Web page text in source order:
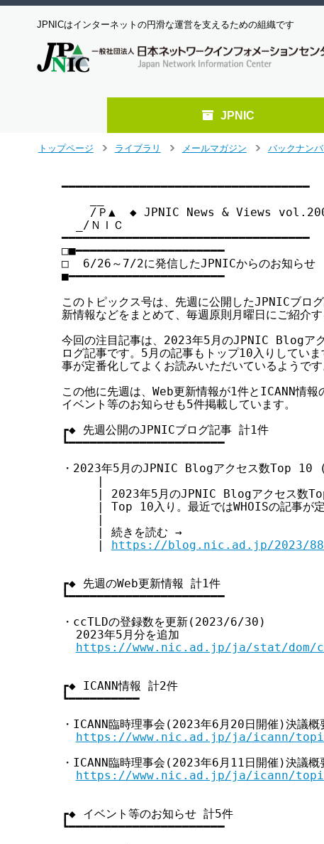
JPNICはインターネットの円滑な運営を支えるための組織です
JPNIC
トップページ
ライブラリ
メールマガジン
バックナン
━━━━━━━━━━━━━━━━━━━━━━━━━━━━━━━━━━━
/Ｐ▲  ◆ JPNIC News & Views
  _/ＮＩＣ
━━━━━━━━━━━━━━━━━━━━━━━━━━━━━━━━━━━
□■━━━━━━━━━━━━━━━━━━━━━
□  6/26～7/2に発信したJPNICからのお知らせ
■━━━━━━━━━━━━━━━━━━━━━━
このトピックス号は、先週に公開したJPNICブロ
新情報などをまとめて、毎週原則月曜日にご紹介す
今回の注目記事は、2023年5月のJPNIC Blogア
ログ記事です。5月の記事もトップ10入りしてい
事が定番化してよくお読みいただいているようです
この他に先週は、Web更新情報が1件とICANN情報
イベント等のお知らせも5件掲載しています。
┏◆ 先週公開のJPNICブログ記事 計1件
┗━━━━━━━━━━━━━━━━━━━━━━
・2023年5月のJPNIC Blogアクセス数Top
     |
| 2023年5月のJPNIC Blogアクセス数
| Top 10入り。最近ではWHOISの記事が定
     |
     | 続きを読む →
     |
https://blog.nic.ad.jp/2023/
┏◆ 先週のWeb更新情報 計1件
┗━━━━━━━━━━━━━━━━━━━━━━
・ccTLDの登録数を更新(2023/6/30)
  2023年5月分を追加
https://www.nic.ad.jp/ja/stat/dom/
┏◆ ICANN情報 計2件
┗━━━━━━━━━━
・ICANN臨時理事会(2023年6月20日開催)決議
https://www.nic.ad.jp/ja/icann/
・ICANN臨時理事会(2023年6月11日開催)決議
https://www.nic.ad.jp/ja/icann/
┏◆ イベント等のお知らせ 計5件
┗━━━━━━━━━━━━━━━━━━━━━━